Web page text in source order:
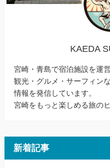
KAEDA
宮崎・青島で宿泊施設を運
観光・グルメ・サーフィン
情報を発信しています。
宮崎をもっと楽しめる旅の
新着記事